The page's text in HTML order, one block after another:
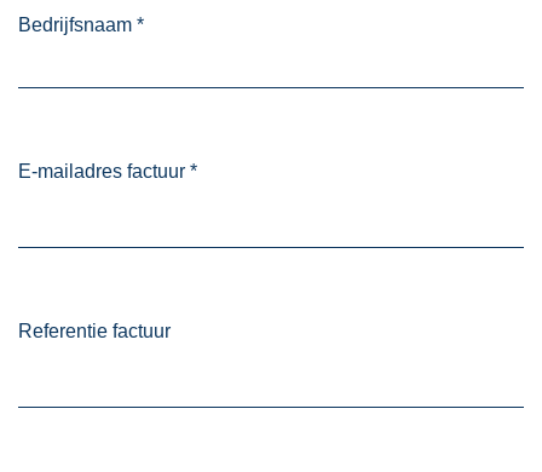
Bedrijfsnaam *
E-mailadres factuur *
Referentie factuur